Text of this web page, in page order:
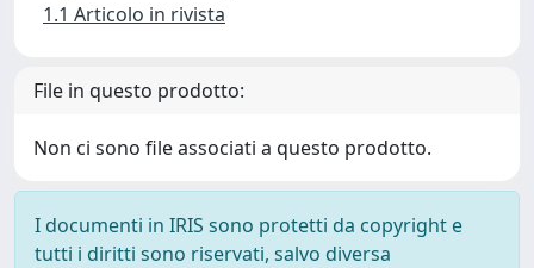
1.1 Articolo in rivista
File in questo prodotto:
Non ci sono file associati a questo prodotto.
I documenti in IRIS sono protetti da copyright e
tutti i diritti sono riservati, salvo diversa